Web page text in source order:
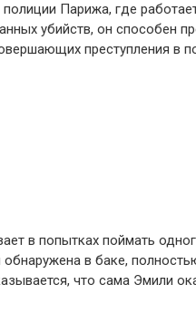
Парижа, где
убийств, он способен
преступления в
в попытках поймать
в баке,
что сама Эмили